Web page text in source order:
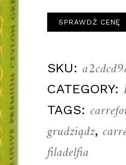
SPRAWDŹ CENĘ
SKU:
CATEGORY:
TAGS:
grudziądz,
filadelfia